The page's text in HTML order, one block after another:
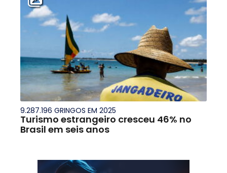
9.287.196 GRINGOS EM 2025
Turismo estrangeiro cresceu 46% no
Brasil em seis anos